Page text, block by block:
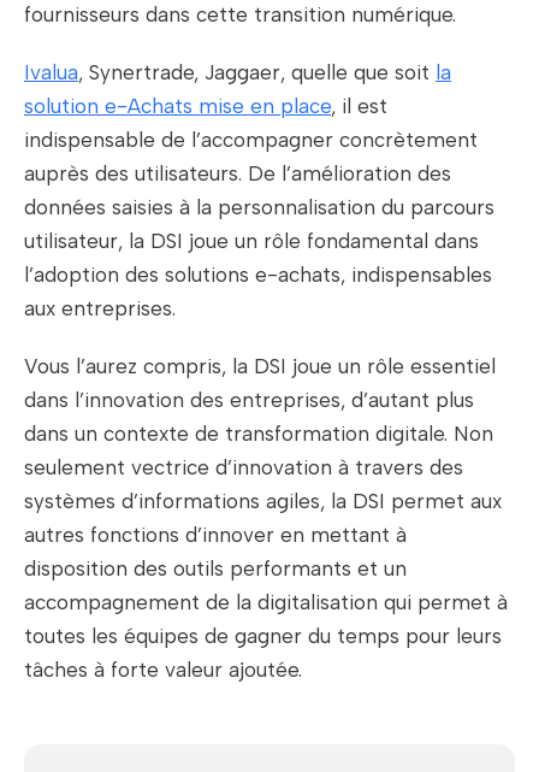
fournisseurs dans cette transition numérique.
Ivalua, Synertrade, Jaggaer, quelle que soit la
solution e-Achats mise en place, il est
indispensable de l’accompagner concrètement
auprès des utilisateurs. De l’amélioration des
données saisies à la personnalisation du parcours
utilisateur, la DSI joue un rôle fondamental dans
l’adoption des solutions e-achats, indispensables
aux entreprises.
Vous l’aurez compris, la DSI joue un rôle essentiel
dans l’innovation des entreprises, d’autant plus
dans un contexte de transformation digitale. Non
seulement vectrice d’innovation à travers des
systèmes d’informations agiles, la DSI permet aux
autres fonctions d’innover en mettant à
disposition des outils performants et un
accompagnement de la digitalisation qui permet à
toutes les équipes de gagner du temps pour leurs
tâches à forte valeur ajoutée.